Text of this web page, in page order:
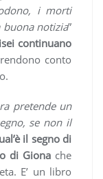
i morti
buona notizia”
continuano
conto
pretende un
se non il
il segno di
di Gionache
E’ un libro